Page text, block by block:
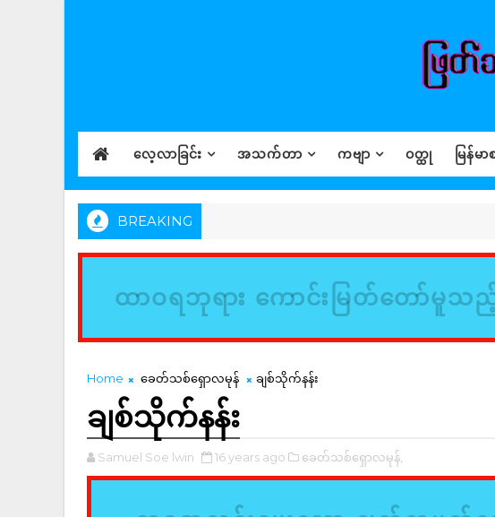
လေ့လာခြင်း အသက်တာ ကဗျာ ဝတ္ထု မြန်မာ
BREAKING
ထာဝရဘုရား ကောင်းမြတ်တော်မူသ
Home ခေတ်သစ်ရှောလမုန် ချစ်သိုက်နန်း
ချစ်သိုက်နန်း
Samuel Soe lwin 16 years ago ခေတ်သစ်ရှောလမုန်,